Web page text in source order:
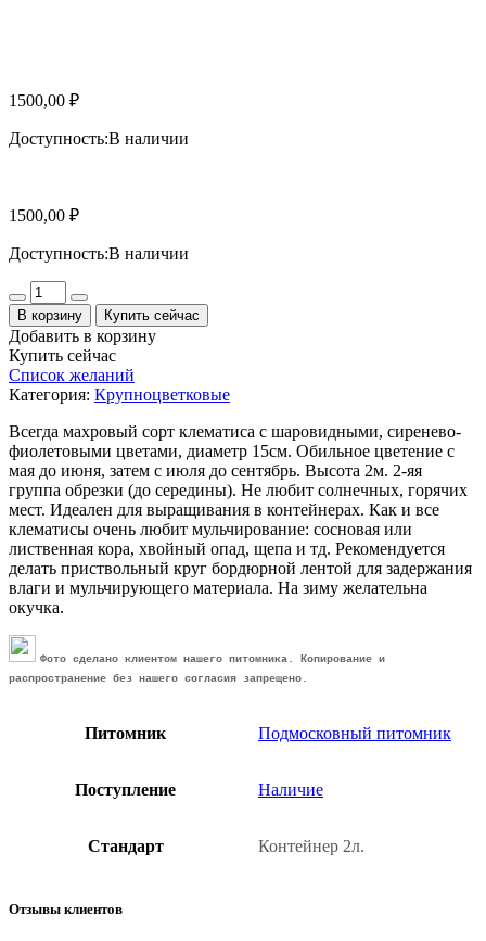
1500,00 ₽
Доступность:В наличии
1500,00 ₽
Доступность:В наличии
Количество
В корзину Купить сейчас
Добавить в корзину
Купить сейчас
Список желаний
Категория: Крупноцветковые
Всегда махровый сорт клематиса с шаровидными, сиренево-
фиолетовыми цветами, диаметр 15см. Обильное цветение с
мая до июня, затем с июля до сентябрь. Высота 2м. 2-яя
группа обрезки (до середины). Не любит солнечных, горячих
мест. Идеален для выращивания в контейнерах. Как и все
клематисы очень любит мульчирование: сосновая или
лиственная кора, хвойный опад, щепа и тд. Рекомендуется
делать приствольный круг бордюрной лентой для задержания
влаги и мульчирующего материала. На зиму желательна
окучка.
Фото сделано клиентом нашего питомника.
Копирование и
распространение без нашего согласия запрещено.
Питомник Подмосковный питомник
Поступление Наличие
Стандарт Контейнер 2л.
Отзывы клиентов